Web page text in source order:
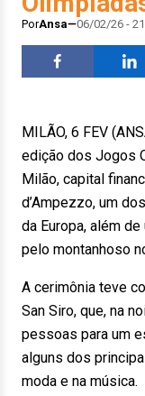
PorAnsa 06/02/26 -
MILÃO, 6 FEV
edição dos Jogos
Milão, capital
d’Ampezzo, um
da Europa, além
pelo montanhoso
A cerimônia teve
San Siro, que, na
pessoas para um
alguns dos
moda e na música.